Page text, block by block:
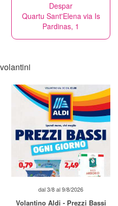
Despar
Quartu Sant'Elena via Is
Pardinas, 1
dal 3/8 al 9/8/2026
Volantino Aldi - Prezzi Bassi